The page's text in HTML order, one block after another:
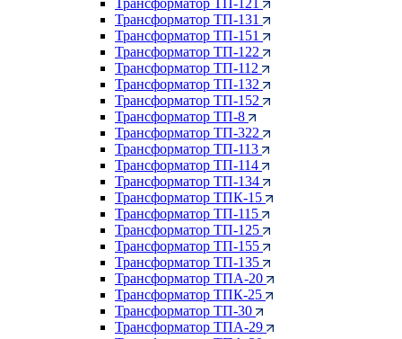
Трансформатор ТП-121
Трансформатор ТП-131
Трансформатор ТП-151
Трансформатор ТП-122
Трансформатор ТП-112
Трансформатор ТП-132
Трансформатор ТП-152
Трансформатор ТП-8
Трансформатор ТП-322
Трансформатор ТП-113
Трансформатор ТП-114
Трансформатор ТП-134
Трансформатор ТПК-15
Трансформатор ТП-115
Трансформатор ТП-125
Трансформатор ТП-155
Трансформатор ТП-135
Трансформатор ТПА-20
Трансформатор ТПК-25
Трансформатор ТП-30
Трансформатор ТПА-29